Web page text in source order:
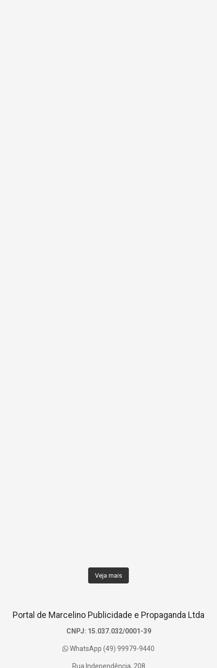
Veja mais
Portal de Marcelino Publicidade e Propaganda Ltda
CNPJ: 15.037.032/0001-39
WhatsApp (49) 99979-9440
Rua Independência, 208